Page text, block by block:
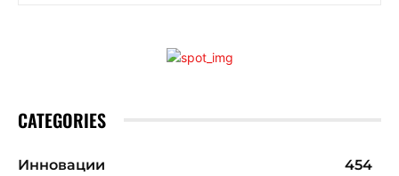
CATEGORIES
Инновации
454